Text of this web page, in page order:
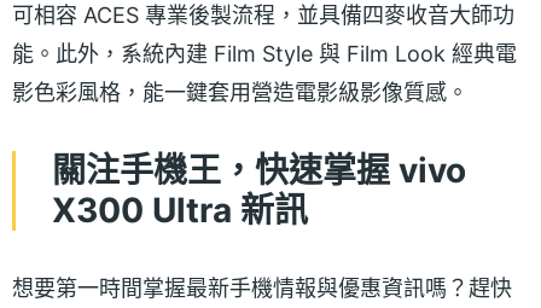
可相容 ACES 專業後製流程，並具備四麥收音大師功
能。此外，系統內建 Film Style 與 Film Look 經典電
影色彩風格，能一鍵套用營造電影級影像質感。
關注手機王，快速掌握 vivo
X300 Ultra 新訊
想要第一時間掌握最新手機情報與優惠資訊嗎？趕快